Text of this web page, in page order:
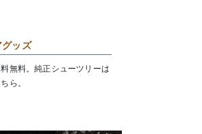
ッズ
無料。純正シューツリーは
ら。